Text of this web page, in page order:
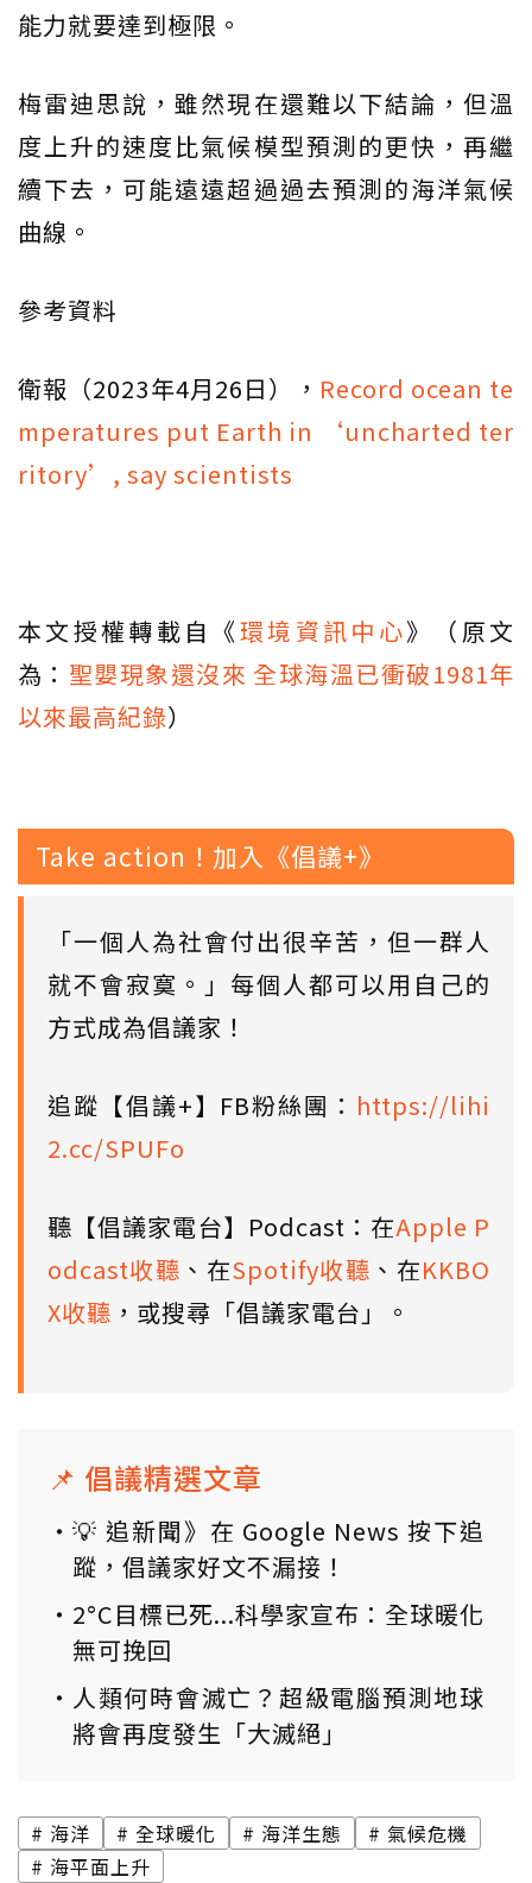
能力就要達到極限。
梅雷迪思說，雖然現在還難以下結論，但溫
度上升的速度比氣候模型預測的更快，再繼
續下去，可能遠遠超過過去預測的海洋氣候
曲線。
參考資料
衛報（2023年4月26日）， Record ocean te
mperatures put Earth in ‘uncharted ter
ritory’, say scientists
本文授權轉載自《環境資訊中心》（原文
為： 聖嬰現象還沒來 全球海溫已衝破1981年
以來最高紀錄）
Take action！加入《倡議+》
「一個人為社會付出很辛苦，但一群人
就不會寂寞。」每個人都可以用自己的
方式成為倡議家！
追蹤【倡議+】FB粉絲團： https://lihi
2.cc/SPUFo
聽【倡議家電台】Podcast：在Apple P
odcast收聽 、在Spotify收聽 、在KKBO
X收聽 ，或搜尋「倡議家電台」。
📌 倡議精選文章
💡 追新聞》在 Google News 按下追
蹤，倡議家好文不漏接！
2°C目標已死...科學家宣布：全球暖化
無可挽回
人類何時會滅亡？超級電腦預測地球
將會再度發生「大滅絕」
海洋 全球暖化 海洋生態
氣候危機
海平面上升